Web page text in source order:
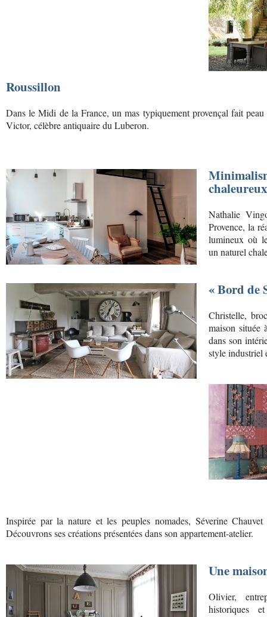
Roussillon
Dans le Midi de la France, un mas typiquement provençal fait
Victor, célèbre antiquaire du Luberon.
chaleureux
Nathalie
Provence, la
lumineux où
un naturel
« Bord de
Christelle,
maison située
dans son
style industriel
Inspirée par la nature et les peuples nomades, Séverine
Découvrons ses créations présentées dans son appartement-atelier.
Une
Olivier,
historiques